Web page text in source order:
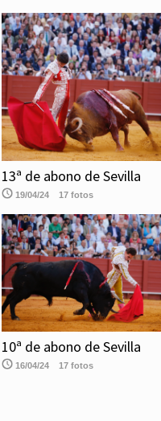
13ª de abono de Sevilla
19/04/24 17 fotos
10ª de abono de Sevilla
16/04/24 17 fotos